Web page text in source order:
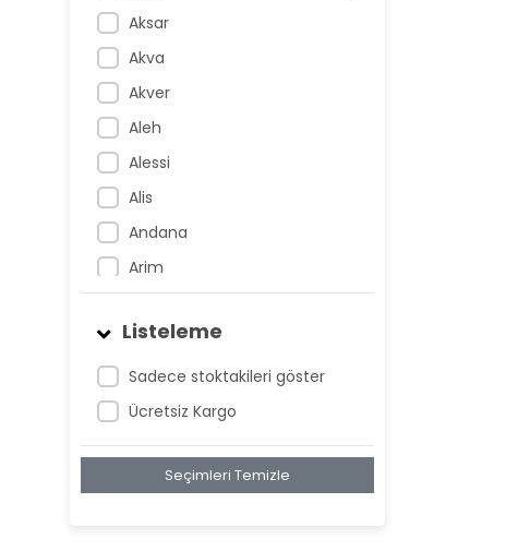
Aksar
Akva
Akver
Aleh
Alessi
Alis
Andana
Arim
Atnis
Belan
Belay
Birta
Listeleme
Sadece stoktakileri göster
Ücretsiz Kargo
Seçimleri Temizle